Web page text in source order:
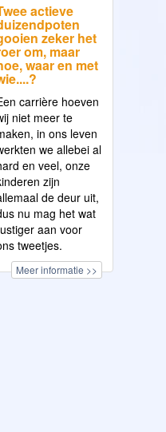
actieve
zeker het
om, maar
waar en met
carrière hoeven
niet meer te
in ons leven
we allebei al
en veel, onze
zijn
de deur uit,
nu mag het wat
aan voor
tweetjes.
Meer informatie >>